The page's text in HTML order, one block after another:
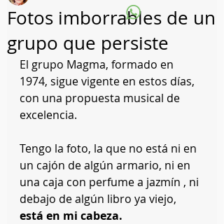
Fotos imborrables de un
grupo que persiste
El grupo Magma, formado en
1974, sigue vigente en estos días,
con una propuesta musical de
excelencia.
Tengo la foto, la que no está ni en
un cajón de algún armario, ni en
una caja con perfume a jazmín , ni
debajo de algún libro ya viejo,
está en mi cabeza.